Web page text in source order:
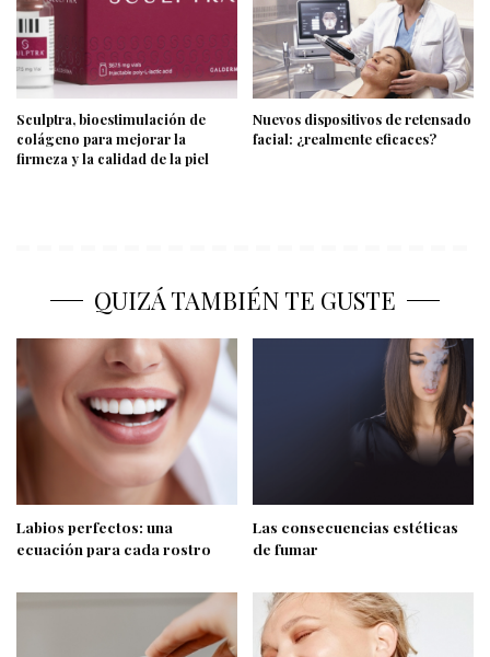
Sculptra, bioestimulación de
colágeno para mejorar la
firmeza y la calidad de la piel
Nuevos dispositivos de retensado
facial: ¿realmente eficaces?
QUIZÁ TAMBIÉN TE GUSTE
Labios perfectos: una
ecuación para cada rostro
Las consecuencias estéticas
de fumar